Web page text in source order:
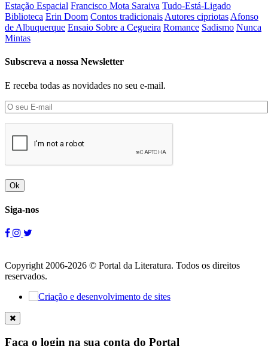
Estação Espacial Francisco Mota Saraiva Tudo-Está-Ligado
Biblioteca Erin Doom Contos tradicionais Autores cipriotas Afonso
de Albuquerque Ensaio Sobre a Cegueira Romance Sadismo Nunca
Mintas
Subscreva a nossa Newsletter
E receba todas as novidades no seu e-mail.
Ok
Siga-nos
Copyright 2006-2026 © Portal da Literatura. Todos os direitos
reservados.
Faça o login na sua conta do Portal